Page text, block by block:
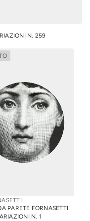
N. 259
PARETE FORNASETTI
N. 1